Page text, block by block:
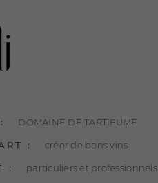
DOMAINE DE TARTIFUME
: créer de bons vins
: particuliers et professionnels